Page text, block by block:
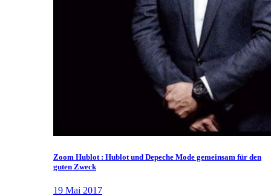
Zoom Hublot : Hublot und Depeche Mode gemeinsam für den
guten Zweck
19 Mai 2017